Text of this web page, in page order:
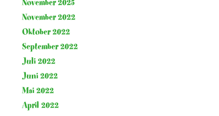
November 2025
November 2022
Oktober 2022
September 2022
Juli 2022
Juni 2022
Mai 2022
April 2022